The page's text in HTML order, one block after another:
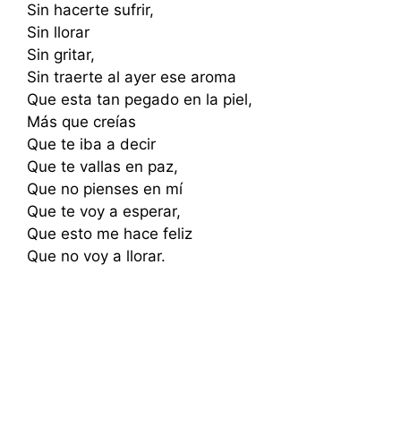
Sin hacerte sufrir,
Sin llorar
Sin gritar,
Sin traerte al ayer ese aroma
Que esta tan pegado en la piel,
Más que creías
Que te iba a decir
Que te vallas en paz,
Que no pienses en mí
Que te voy a esperar,
Que esto me hace feliz
Que no voy a llorar.